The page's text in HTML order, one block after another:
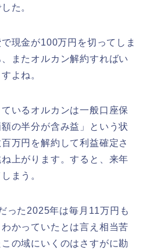
た。
現金が100万円を切ってしま
またオルカン解約すればい
よね。
いるオルカンは一般口座保
の半分が含み益」という状
万円を解約して利益確定さ
上がります。すると、来年
まう。
った2025年は毎月11万円も
かっていたとは言え相当苦
の域にいくのはさすがに勘